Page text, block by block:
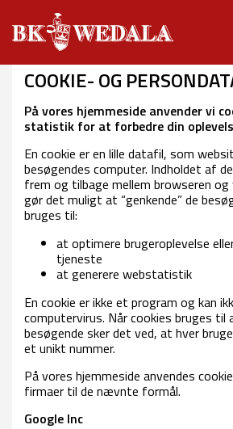
COOKIE- OG
På vores hjemmeside anvender vi
statistik for at forbedre din
En cookie er en lille datafil, som
besøgendes computer. Indholdet af
frem og tilbage mellem browseren
gør det muligt at “genkende” de
bruges til:
at optimere brugeroplevelse
tjeneste
at generere webstatistik
En cookie er ikke et program og kan
computervirus. Når cookies bruges til
besøgende sker det ved, at hver
et unikt nummer.
På vores hjemmeside anvendes
firmaer til de nævnte formål.
Google Inc